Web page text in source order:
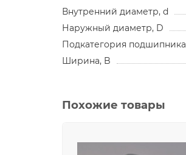
Внутренний диаметр, d
Наружный диаметр, D
Подкатегория подшипника
Ширина, B
Похожие товары